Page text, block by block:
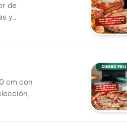
de
y
cm con
500